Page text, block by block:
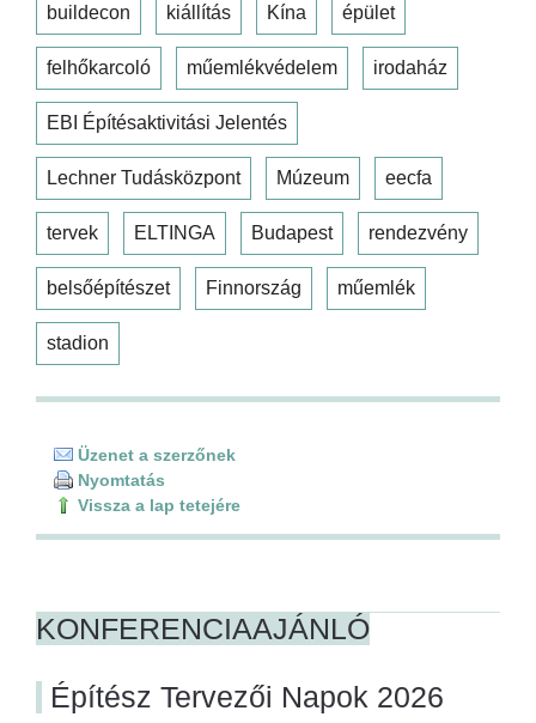
buildecon kiállítás Kína épület
felhőkarcoló műemlékvédelem irodaház
EBI Építésaktivitási Jelentés
Lechner Tudásközpont Múzeum eecfa
tervek ELTINGA Budapest rendezvény
belsőépítészet Finnország műemlék
stadion
Üzenet a szerzőnek
Nyomtatás
Vissza a lap tetejére
KONFERENCIAAJÁNLÓ
Építész Tervezői Napok 2026